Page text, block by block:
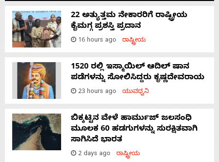
22 ಅತ್ಯುತ್ತಮ ನೇಕಾರರಿಗೆ ರಾಷ್ಟ್ರೀಯ
ಕೈಮಗ್ಗ ಪ್ರಶಸ್ತಿ ಪ್ರದಾನ
16 hours ago ರಾಷ್ಟ್ರೀಯ
1520 ರಲ್ಲಿ ಇಸ್ಮಾಯಿಲ್ ಆದಿಲ್ ಷಾನ
ಪಡೆಗಳನ್ನು ಸೋಲಿಸಿದ್ದರು ಕೃಷ್ಣದೇವರಾಯ
23 hours ago ಯುವಧ್ವನಿ
ಬಿಕ್ಕಟ್ಟಿನ ವೇಳೆ ಹಾರ್ಮುಜ್ ಜಲಸಂಧಿ
ಮೂಲಕ 60 ಹಡಗುಗಳನ್ನು ಸುರಕ್ಷಿತವಾಗಿ
ಸಾಗಿಸಿದೆ ಭಾರತ
2 days ago ರಾಷ್ಟ್ರೀಯ